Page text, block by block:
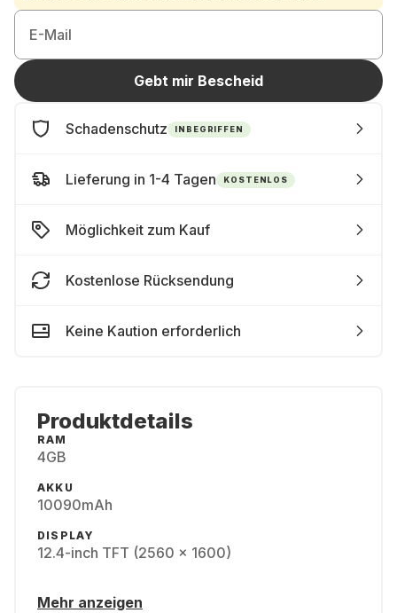
E-Mail
Gebt mir Bescheid
Schadenschutz INBEGRIFFEN
Lieferung in 1-4 Tagen KOSTENLOS
Möglichkeit zum Kauf
Kostenlose Rücksendung
Keine Kaution erforderlich
Produktdetails
RAM
4GB
AKKU
10090mAh
DISPLAY
12.4-inch TFT (2560 x 1600)
Mehr anzeigen